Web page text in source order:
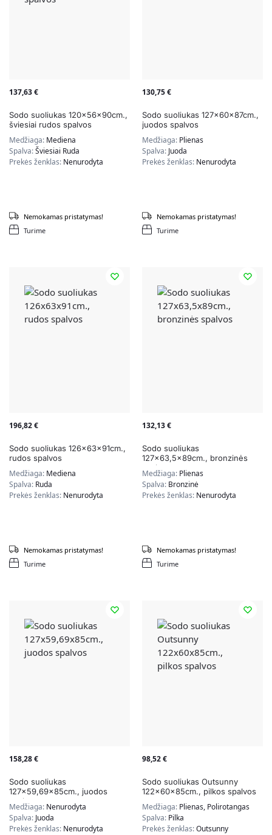
137,63€
Sodo suoliukas 120x56x90cm.,
šviesiai rudos spalvos
Medžiaga: Mediena
Spalva:Šviesiai Ruda
Prekės ženklas: Nenurodyta
Turime
Nemokamas pristatymas!
130,75€
Sodo suoliukas 127x60x87cm.,
juodos spalvos
Medžiaga: Plienas
Spalva: Juoda
Prekės ženklas: Nenurodyta
Turime
Nemokamas pristatymas!
196,82€
Sodo suoliukas 126x63x91cm.,
rudos spalvos
Medžiaga: Mediena
Spalva: Ruda
Prekės ženklas: Nenurodyta
Turime
Nemokamas pristatymas!
132,13€
Sodo suoliukas
127×63,5x89cm., bronzinės
spalvos
Medžiaga: Plienas
Spalva: Bronzinė
Prekės ženklas: Nenurodyta
Turime
Nemokamas pristatymas!
158,28€
Sodo suoliukas
127×59,69x85cm., juodos
spalvos
Medžiaga: Nenurodyta
Spalva: Juoda
Prekės ženklas: Nenurodyta
98,52€
Sodo suoliukas Outsunny
122x60x85cm., pilkos spalvos
Medžiaga: Plienas, Polirotangas
Spalva: Pilka
Prekės ženklas:Outsunny